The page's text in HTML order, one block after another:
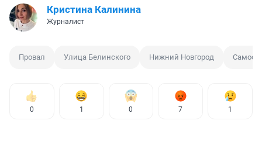
Кристина Калинина
Журналист
Провал Улица Белинского Нижний Новгород
0 1 0 7 1